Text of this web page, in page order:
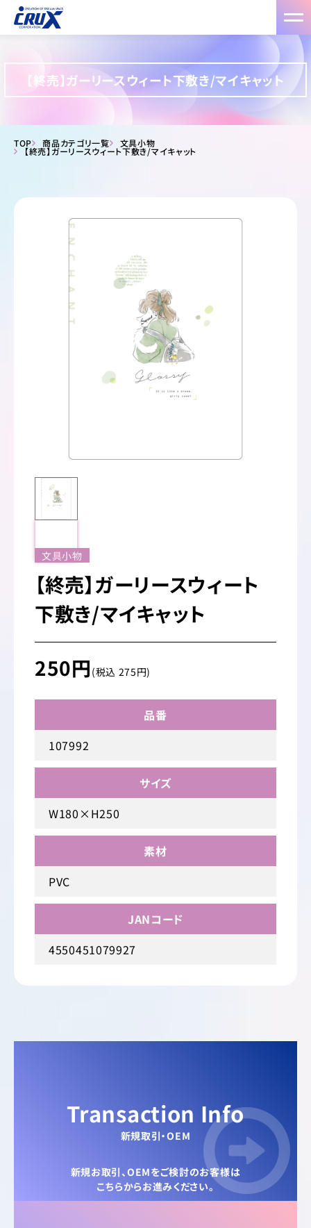
【終売】ガーリースウィート下敷き/マイキャット
TOP 商品カテゴリ一覧 文具小物
【終売】ガーリースウィート下敷き/マイキャット
文具小物
【終売】ガーリースウィート
下敷き/マイキャット
250円 (税込 275円)
品番
107992
サイズ
W180×H250
素材
PVC
JANコード
4550451079927
Transaction Info
新規取引・OEM
新規お取引、OEMをご検討のお客様は
こちらからお進みください。